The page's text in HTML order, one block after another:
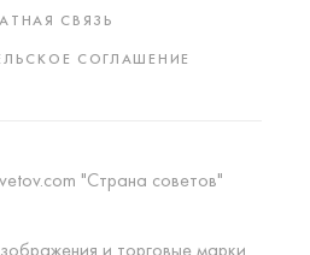
СВЯЗЬ
СОГЛАШЕНИЕ
"Страна советов"
и торговые марки